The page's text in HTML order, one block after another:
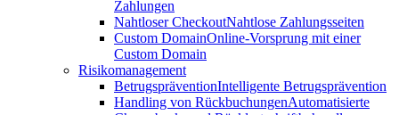
Zahlungen
Nahtloser CheckoutNahtlose Zahlungsseiten
Custom DomainOnline-Vorsprung mit einer
Custom Domain
Risikomanagement
BetrugspräventionIntelligente Betrugsprävention
Handling von RückbuchungenAutomatisierte